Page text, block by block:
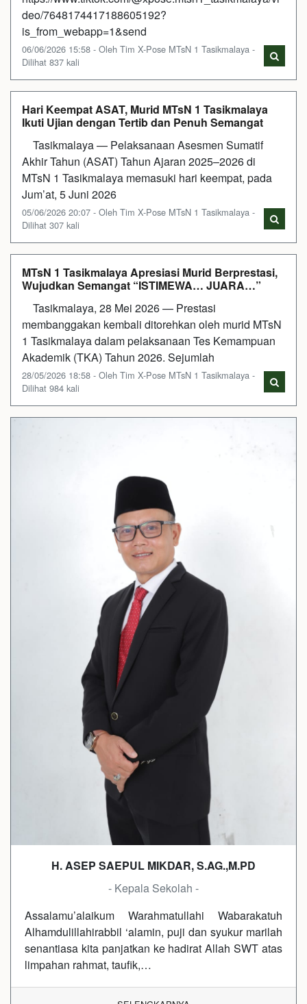
deo/7648174417188605192?
is_from_webapp=1&send
06/06/2026 15:58 - Oleh Tim X-Pose MTsN 1 Tasikmalaya -
Dilihat 837 kali
Hari Keempat ASAT, Murid MTsN 1 Tasikmalaya
Ikuti Ujian dengan Tertib dan Penuh Semangat
Tasikmalaya — Pelaksanaan Asesmen Sumatif
Akhir Tahun (ASAT) Tahun Ajaran 2025–2026 di
MTsN 1 Tasikmalaya memasuki hari keempat, pada
Jum’at, 5 Juni 2026
05/06/2026 20:07 - Oleh Tim X-Pose MTsN 1 Tasikmalaya -
Dilihat 307 kali
MTsN 1 Tasikmalaya Apresiasi Murid Berprestasi,
Wujudkan Semangat “ISTIMEWA… JUARA…”
Tasikmalaya, 28 Mei 2026 — Prestasi
membanggakan kembali ditorehkan oleh murid MTsN
1 Tasikmalaya dalam pelaksanaan Tes Kemampuan
Akademik (TKA) Tahun 2026. Sejumlah
28/05/2026 18:58 - Oleh Tim X-Pose MTsN 1 Tasikmalaya -
Dilihat 984 kali
H. ASEP SAEPUL MIKDAR, S.AG.,M.PD
- Kepala Sekolah -
Assalamu’alaikum Warahmatullahi Wabarakatuh
Alhamdulillahirabbil ‘alamin, puji dan syukur marilah
senantiasa kita panjatkan ke hadirat Allah SWT atas
limpahan rahmat, taufik,…